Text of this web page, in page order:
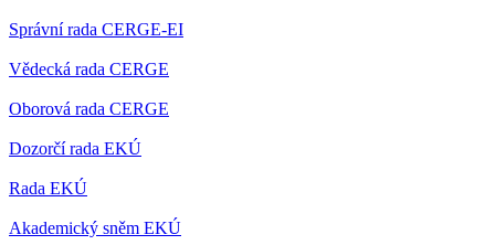
Správní rada CERGE-EI
Vědecká rada CERGE
Oborová rada CERGE
Dozorčí rada EKÚ
Rada EKÚ
Akademický sněm EKÚ